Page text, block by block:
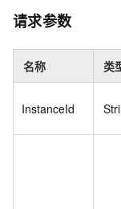
请求参数
名称 类
InstanceId